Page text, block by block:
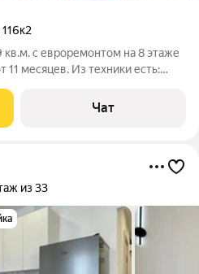
116к2
с евроремонтом на 8 этаже
11 месяцев. Из техники есть:
Есть консьерж. В подъезде 1
Чат
из 33